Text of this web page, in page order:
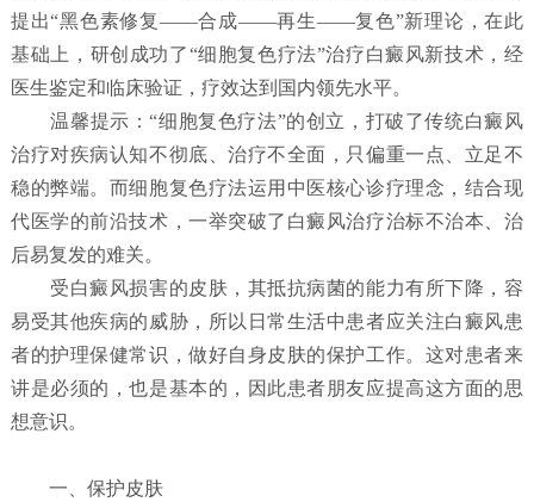
提出“黑色素修复——合成——再生——复色”新理论，在此
基础上，研创成功了“细胞复色疗法”治疗白癜风新技术，经
医生鉴定和临床验证，疗效达到国内领先水平。
温馨提示：“细胞复色疗法”的创立，打破了传统白癜风
治疗对疾病认知不彻底、治疗不全面，只偏重一点、立足不
稳的弊端。而细胞复色疗法运用中医核心诊疗理念，结合现
代医学的前沿技术，一举突破了白癜风治疗治标不治本、治
后易复发的难关。
受白癜风损害的皮肤，其抵抗病菌的能力有所下降，容
易受其他疾病的威胁，所以日常生活中患者应关注白癜风患
者的护理保健常识，做好自身皮肤的保护工作。这对患者来
讲是必须的，也是基本的，因此患者朋友应提高这方面的思
想意识。
一、保护皮肤